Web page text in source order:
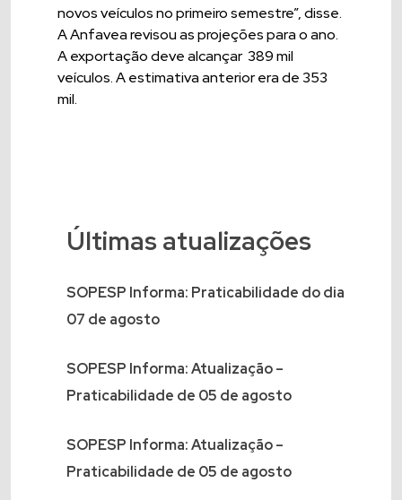
novos veículos no primeiro semestre”, disse.
A Anfavea revisou as projeções para o ano.
A exportação deve alcançar 389 mil
veículos. A estimativa anterior era de 353
mil.
Últimas atualizações
SOPESP Informa: Praticabilidade do dia
07 de agosto
SOPESP Informa: Atualização –
Praticabilidade de 05 de agosto
SOPESP Informa: Atualização –
Praticabilidade de 05 de agosto